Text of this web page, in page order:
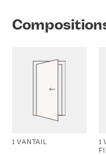
1 VANTAIL
1